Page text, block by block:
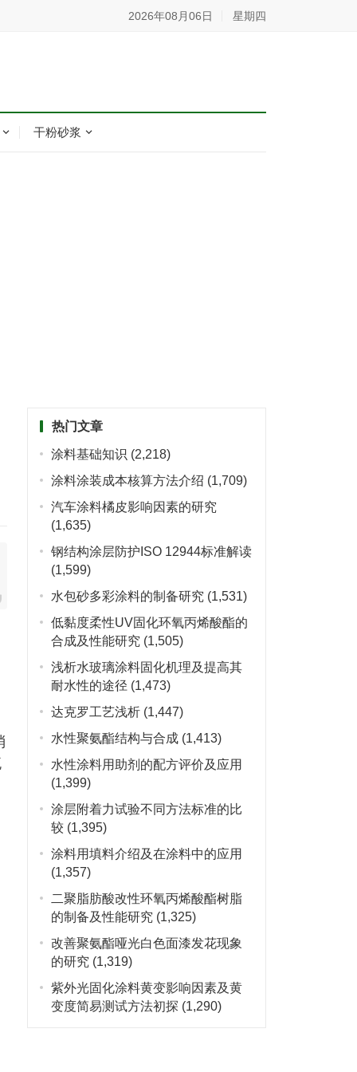
2026年08月06日 星期四
干粉砂浆
热门文章
涂料基础知识 (2,218)
涂料涂装成本核算方法介绍 (1,709)
汽车涂料橘皮影响因素的研究
(1,635)
钢结构涂层防护ISO 12944标准解读
(1,599)
水包砂多彩涂料的制备研究 (1,531)
低黏度柔性UV固化环氧丙烯酸酯的
合成及性能研究 (1,505)
浅析水玻璃涂料固化机理及提高其
耐水性的途径 (1,473)
达克罗工艺浅析 (1,447)
水性聚氨酯结构与合成 (1,413)
水性涂料用助剂的配方评价及应用
(1,399)
涂层附着力试验不同方法标准的比
较 (1,395)
涂料用填料介绍及在涂料中的应用
(1,357)
二聚脂肪酸改性环氧丙烯酸酯树脂
的制备及性能研究 (1,325)
改善聚氨酯哑光白色面漆发花现象
的研究 (1,319)
紫外光固化涂料黄变影响因素及黄
变度简易测试方法初探 (1,290)